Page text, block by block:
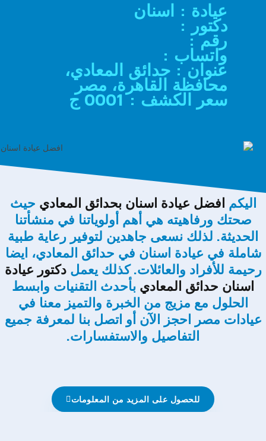
عيادة : اسنان
دكتور :
رقم :
واتساب :
عنوان : حدائق المعادي،
محافظة القاهرة، مصر
سعر الكشف : 0001 ج
اليكم افضل عيادة اسنان بحدائق المعادي حيث
صحتك ورفاهيته هي أهم أولوياتنا في منشأتنا
الحديثة. لذلك نسعى جاهدين لتوفير رعاية طبية
شاملة في عيادة اسنان في حدائق المعادي، ايضا
رحيمة للأفراد والعائلات. كذلك يعملدكتور عيادة
اسنان حدائق المعادي بأحدث التقنيات وابسط
الحلول مع مزيج من الخبرة والتميز معنا في
عيادات مصر احجز الآن أو اتصل بنا لمعرفة جميع
التفاصيل والاستفسارات.
للحصول على المزيد من المعلومات